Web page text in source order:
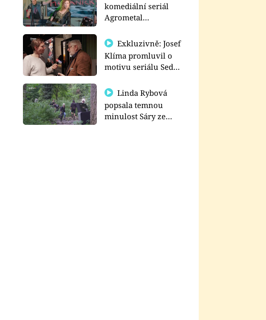
komediální seriál
Agrometal
prima+
Exkluzivně: Josef
Klíma promluvil o
motivu seriálu Sedm
Linda Rybová
popsala temnou
minulost Sáry ze